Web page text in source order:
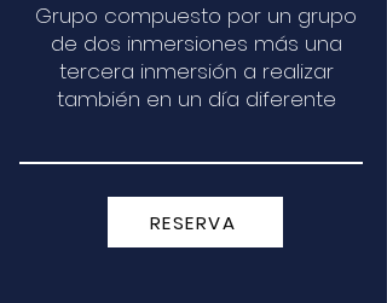
Grupo compuesto por un grupo
de dos inmersiones más una
tercera inmersión a realizar
también en un día diferente
RESERVA